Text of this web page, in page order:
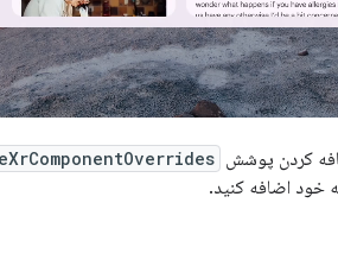
خود اضافه کنید.